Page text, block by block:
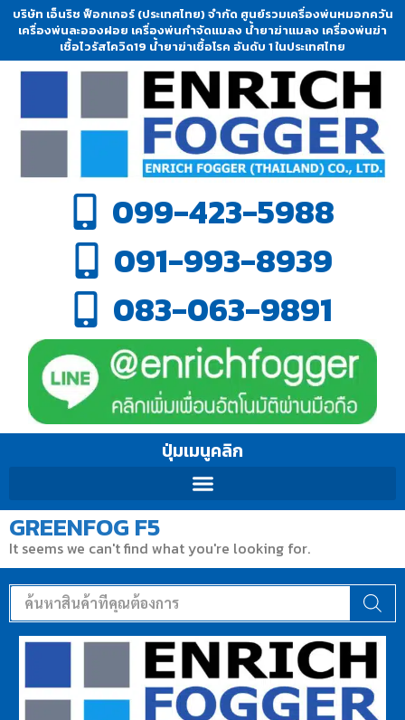
บริษัท เอ็นริช ฟ็อกเกอร์ (ประเทศไทย) จำกัด ศูนย์รวมเครื่องพ่นหมอกควัน
เครื่องพ่นละอองฝอย เครื่องพ่นกำจัดแมลง น้ำยาฆ่าแมลง เครื่องพ่นฆ่า
เชื้อไวรัสโควิด19 น้ำยาฆ่าเชื้อโรค อันดับ 1 ในประเทศไทย
099-423-5988
091-993-8939
083-063-9891
ปุ่มเมนูคลิก
GREENFOG F5
It seems we can't find what you're looking for.